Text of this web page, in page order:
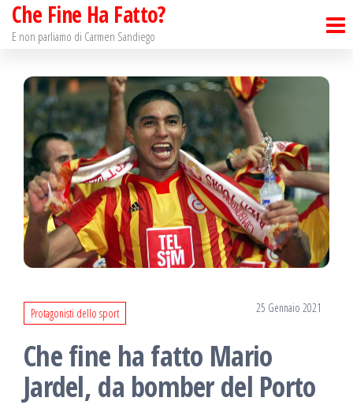
Salta
contenuto
Che Fine Ha Fatto?
E non parliamo di Carmen Sandiego
Protagonisti dello sport 25 Gennaio 2021
Che fine ha fatto Mario
Jardel, da bomber del Porto